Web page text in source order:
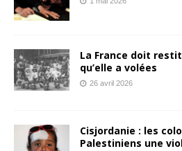
La France doit
qu’elle a volées
26 avril 2026
Cisjordanie : les
Palestiniens une